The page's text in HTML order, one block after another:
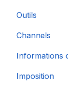
Outils
Channels
Informations
Imposition